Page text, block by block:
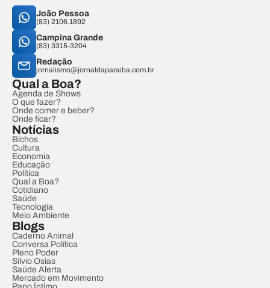
João Pessoa
(83) 2106.1892
Campina Grande
(83) 3315-3204
Redação
jornalismo@jornaldaparaiba.com.br
Qual a Boa?
Agenda de Shows
O que fazer?
Onde comer e beber?
Onde ficar?
Notícias
Bichos
Cultura
Economia
Educação
Política
Qual a Boa?
Cotidiano
Saúde
Tecnologia
Meio Ambiente
Blogs
Caderno Animal
Conversa Política
Pleno Poder
Sílvio Osias
Saúde Alerta
Mercado em Movimento